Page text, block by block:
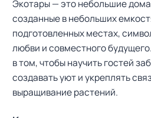
Экотары — это небольшие
созданные в небольших
подготовленных местах,
любви и совместного
в том, чтобы научить гостей
создавать уют и укреплять
выращивание растений.